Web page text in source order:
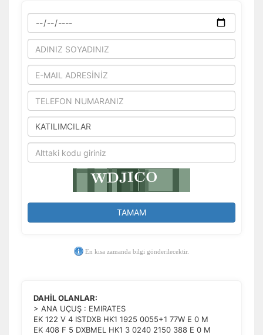
TAMAM
En kısa zamanda bilgi gönderilecektir.
DAHİL OLANLAR:
> ANA UÇUŞ : EMIRATES
EK 122 V 4 ISTDXB HK1 1925 0055+1 77W E 0 M
EK 408 F 5 DXBMEL HK1 3 0240 2150 388 E 0 M